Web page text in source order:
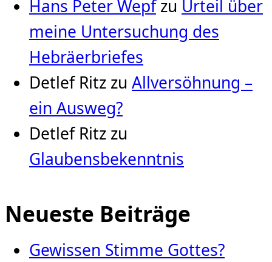
Hans Peter Wepfzu Urteil über
meine Untersuchung des
Hebräerbriefes
Detlef Ritz zu Allversöhnung –
ein Ausweg?
Detlef Ritz zu
Glaubensbekenntnis
Neueste Beiträge
Gewissen Stimme Gottes?